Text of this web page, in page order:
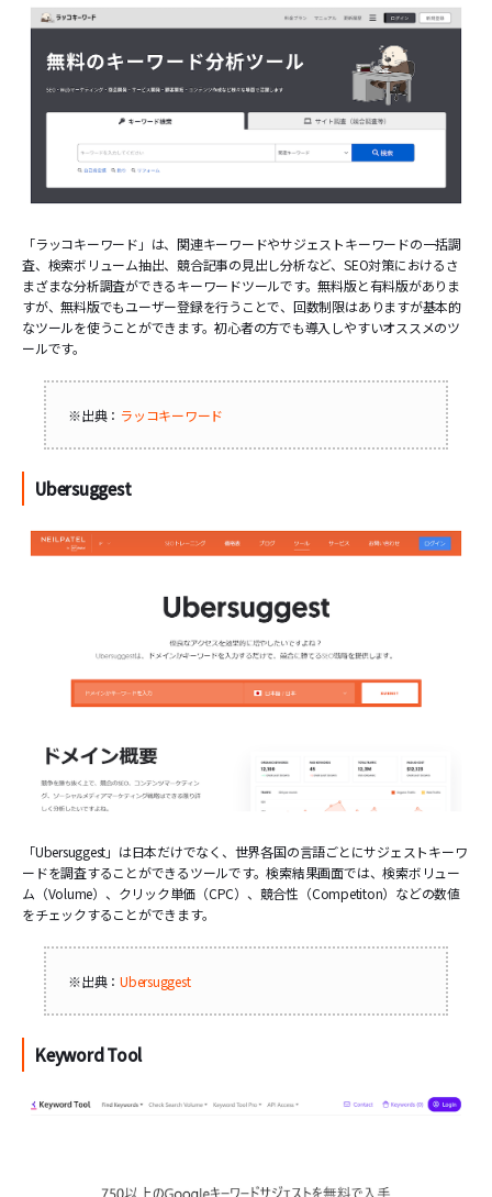
「ラッコキーワード」は、関連キーワードやサジェストキーワードの一括調
査、検索ボリューム抽出、競合記事の見出し分析など、SEO対策におけるさ
まざまな分析調査ができるキーワードツールです。無料版と有料版がありま
すが、無料版でもユーザー登録を行うことで、回数制限はありますが基本的
なツールを使うことができます。初心者の方でも導入しやすいオススメのツ
ールです。
※出典： ラッコキーワード
Ubersuggest
「Ubersuggest」は日本だけでなく、世界各国の言語ごとにサジェストキーワ
ードを調査することができるツールです。検索結果画面では、検索ボリュー
ム（Volume）、クリック単価（CPC）、競合性（Competiton）などの数値
をチェックすることができます。
※出典：Ubersuggest
Keyword Tool